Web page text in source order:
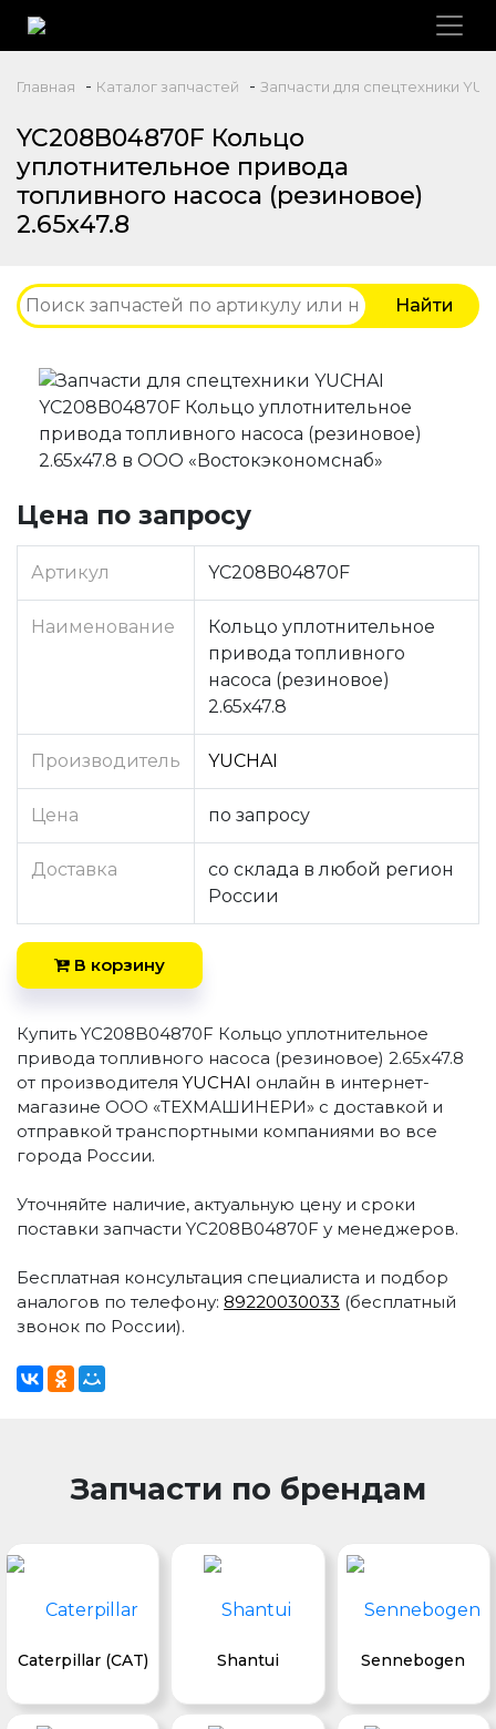
Главная - Каталог запчастей - Запчасти для спецтехники
YC208B04870F Кольцо
уплотнительное привода
топливного насоса (резиновое)
2.65х47.8
Цена по запросу
Артикул YC208B04870F
Наименование
Кольцо уплотнительное
привода топливного
насоса (резиновое)
2.65х47.8
Производитель YUCHAI
Цена по запросу
Доставка
со склада в любой регион
России
В корзину
Купить YC208B04870F Кольцо уплотнительное
привода топливного насоса (резиновое) 2.65х47.8
от производителя YUCHAI онлайн в интернет-
магазине ООО «ТЕХМАШИНЕРИ» с доставкой и
отправкой транспортными компаниями во все
города России.
Уточняйте наличие, актуальную цену и сроки
поставки запчасти YC208B04870F у менеджеров.
Бесплатная консультация специалиста и подбор
аналогов по телефону: 89220030033 (бесплатный
звонок по России).
Запчасти по брендам
Caterpillar (CAT) Shantui Sennebogen